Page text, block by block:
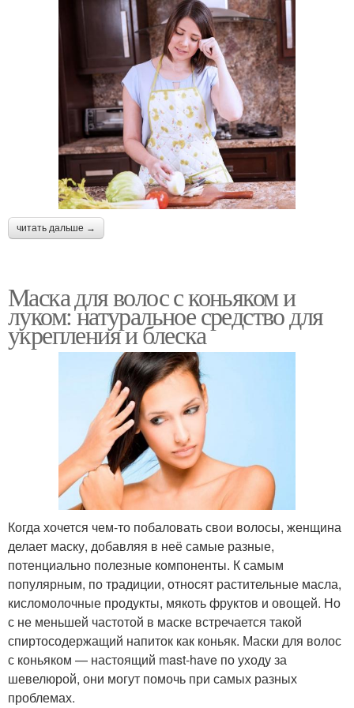
читать дальше →
Маска для волос с коньяком и
луком: натуральное средство для
укрепления и блеска
Когда хочется чем-то побаловать свои волосы, женщина
делает маску, добавляя в неё самые разные,
потенциально полезные компоненты. К самым
популярным, по традиции, относят растительные масла,
кисломолочные продукты, мякоть фруктов и овощей. Но
с не меньшей частотой в маске встречается такой
спиртосодержащий напиток как коньяк. Маски для волос
с коньяком — настоящий mast-have по уходу за
шевелюрой, они могут помочь при самых разных
проблемах.